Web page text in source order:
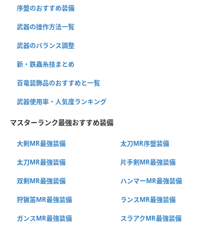
序盤のおすすめ装備
武器の操作方法一覧
武器のバランス調整
新・鉄蟲糸技まとめ
百竜装飾品のおすすめと一覧
武器使用率・人気度ランキング
マスターランク最強おすすめ装備
大剣MR最強装備 太刀MR序盤装備
太刀MR最強装備 片手剣MR最強装備
双剣MR最強装備 ハンマーMR最強装備
狩猟笛MR最強装備 ランスMR最強装備
ガンスMR最強装備 スラアクMR最強装備